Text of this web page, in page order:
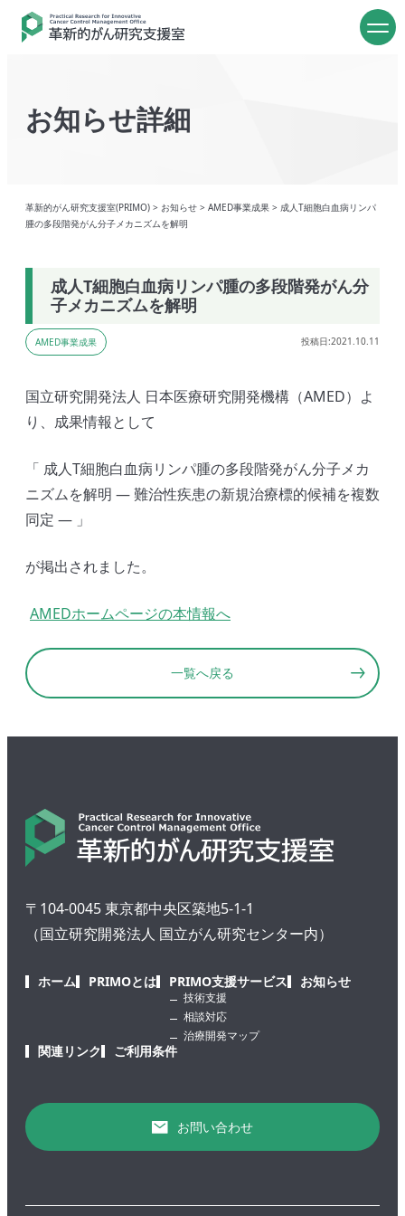
お知らせ詳細
革新的がん研究支援室(PRIMO) > お知らせ > AMED事業成果 > 成人T細胞白血病リンパ
腫の多段階発がん分子メカニズムを解明
成人T細胞白血病リンパ腫の多段階発がん分
子メカニズムを解明
AMED事業成果 投稿日:2021.10.11
国立研究開発法人 日本医療研究開発機構（AMED）よ
り、成果情報として
「 成人T細胞白血病リンパ腫の多段階発がん分子メカ
ニズムを解明 ― 難治性疾患の新規治療標的候補を複数
同定 ― 」
が掲出されました。
AMEDホームページの本情報へ
一覧へ戻る
〒104-0045 東京都中央区築地5-1-1
（国立研究開発法人 国立がん研究センター内）
ホーム PRIMOとは PRIMO支援サービス
技術支援
相談対応
治療開発マップ
お知らせ
関連リンク ご利用条件
お問い合わせ